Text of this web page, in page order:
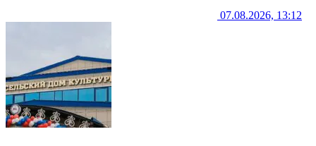
07.08.2026, 13:12